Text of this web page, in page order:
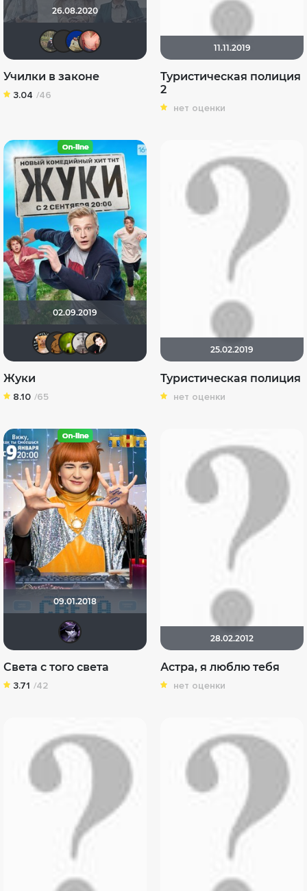
26.08.2020
Илья Зембакин
ruah_adonai
didak2002
Hurricane Gabrielle
Училки в законе
3.04 /46
11.11.2019
Туристическая полиция
2
нет оценки
02.09.2019
DumbMoron
antistress
Paul17NatellaVB
Жуки
8.10 /65
25.02.2019
Туристическая полиция
нет оценки
09.01.2018
Света с того света
3.71 /42
28.02.2012
Астра, я люблю тебя
нет оценки